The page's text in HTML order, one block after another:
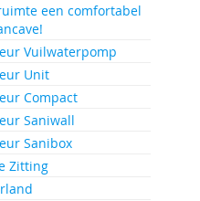
een comfortabel
Vuilwaterpomp
Unit
Compact
Saniwall
Sanibox
Zitting